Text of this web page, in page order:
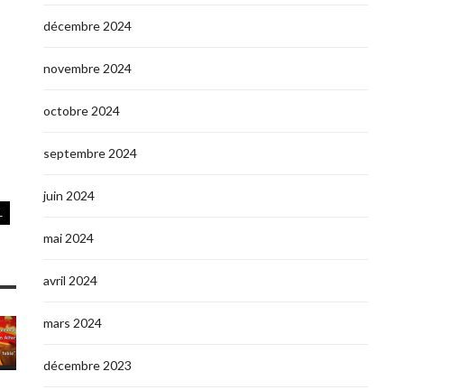
décembre 2024
novembre 2024
octobre 2024
septembre 2024
juin 2024
mai 2024
avril 2024
mars 2024
décembre 2023